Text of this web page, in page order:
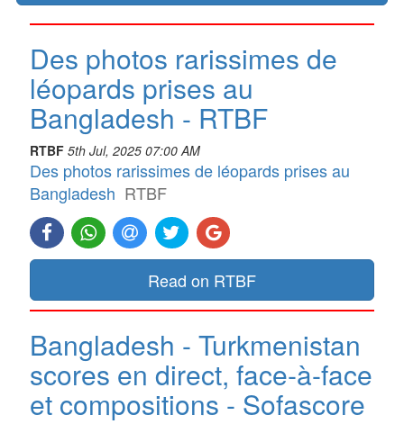
Des photos rarissimes de
léopards prises au
Bangladesh - RTBF
RTBF 5th Jul, 2025 07:00 AM
Des photos rarissimes de léopards prises au
Bangladesh RTBF
Read on RTBF
Bangladesh - Turkmenistan
scores en direct, face-à-face
et compositions - Sofascore